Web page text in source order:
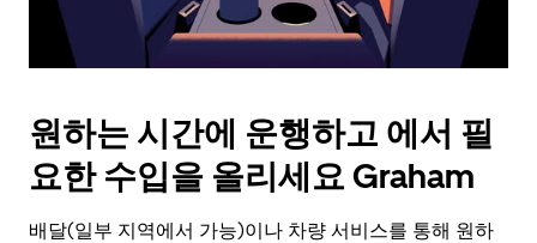
캘
린
더
닫
원하는 시간에 운행하고 에서 필
요한 수입을 올리세요 Graham
배달(일부 지역에서 가능)이나 차량 서비스를 통해 원하